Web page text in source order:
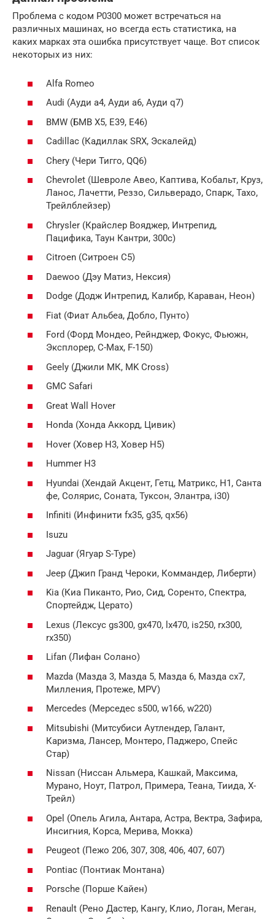
Проблема с кодом P0300 может встречаться на
различных машинах, но всегда есть статистика, на
каких марках эта ошибка присутствует чаще. Вот список
некоторых из них:
Alfa Romeo
Audi (Ауди а4, Ауди а6, Ауди q7)
BMW (БМВ Х5, E39, E46)
Cadillac (Кадиллак SRX, Эскалейд)
Chery (Чери Тигго, QQ6)
Chevrolet (Шевроле Авео, Каптива, Кобальт, Круз,
Ланос, Лачетти, Реззо, Сильверадо, Спарк, Тахо,
Трейлблейзер)
Chrysler (Крайслер Вояджер, Интрепид,
Пацифика, Таун Кантри, 300c)
Citroen (Ситроен С5)
Daewoo (Дэу Матиз, Нексия)
Dodge (Додж Интрепид, Калибр, Караван, Неон)
Fiat (Фиат Альбеа, Добло, Пунто)
Ford (Форд Мондео, Рейнджер, Фокус, Фьюжн,
Эксплорер, C-Max, F-150)
Geely (Джили МК, MK Cross)
GMC Safari
Great Wall Hover
Honda (Хонда Аккорд, Цивик)
Hover (Ховер Н3, Ховер Н5)
Hummer H3
Hyundai (Хендай Акцент, Гетц, Матрикс, Н1, Санта
фе, Солярис, Соната, Туксон, Элантра, i30)
Infiniti (Инфинити fx35, g35, qx56)
Isuzu
Jaguar (Ягуар S-Type)
Jeep (Джип Гранд Чероки, Коммандер, Либерти)
Kia (Киа Пиканто, Рио, Сид, Соренто, Спектра,
Спортейдж, Церато)
Lexus (Лексус gs300, gx470, lx470, is250, rx300,
rx350)
Lifan (Лифан Солано)
Mazda (Мазда 3, Мазда 5, Мазда 6, Мазда cx7,
Милления, Протеже, MPV)
Mercedes (Мерседес s500, w166, w220)
Mitsubishi (Митсубиси Аутлендер, Галант,
Каризма, Лансер, Монтеро, Паджеро, Спейс
Стар)
Nissan (Ниссан Альмера, Кашкай, Максима,
Мурано, Ноут, Патрол, Примера, Теана, Тиида, Х-
Трейл)
Opel (Опель Агила, Антара, Астра, Вектра, Зафира,
Инсигния, Корса, Мерива, Мокка)
Peugeot (Пежо 206, 307, 308, 406, 407, 607)
Pontiac (Понтиак Монтана)
Porsche (Порше Кайен)
Renault (Рено Дастер, Кангу, Клио, Логан, Меган,